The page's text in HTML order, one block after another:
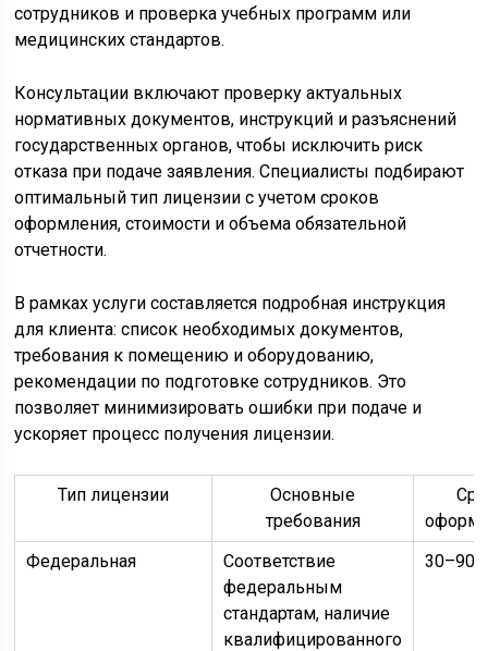
сотрудников и проверка учебных программ или
медицинских стандартов.
Консультации включают проверку актуальных
нормативных документов, инструкций и разъяснений
государственных органов, чтобы исключить риск
отказа при подаче заявления. Специалисты подбирают
оптимальный тип лицензии с учетом сроков
оформления, стоимости и объема обязательной
отчетности.
В рамках услуги составляется подробная инструкция
для клиента: список необходимых документов,
требования к помещению и оборудованию,
рекомендации по подготовке сотрудников. Это
позволяет минимизировать ошибки при подаче и
ускоряет процесс получения лицензии.
Тип лицензии
Основные
требования
Федеральная
Соответствие
федеральным
стандартам, наличие
квалифицированного
30–90